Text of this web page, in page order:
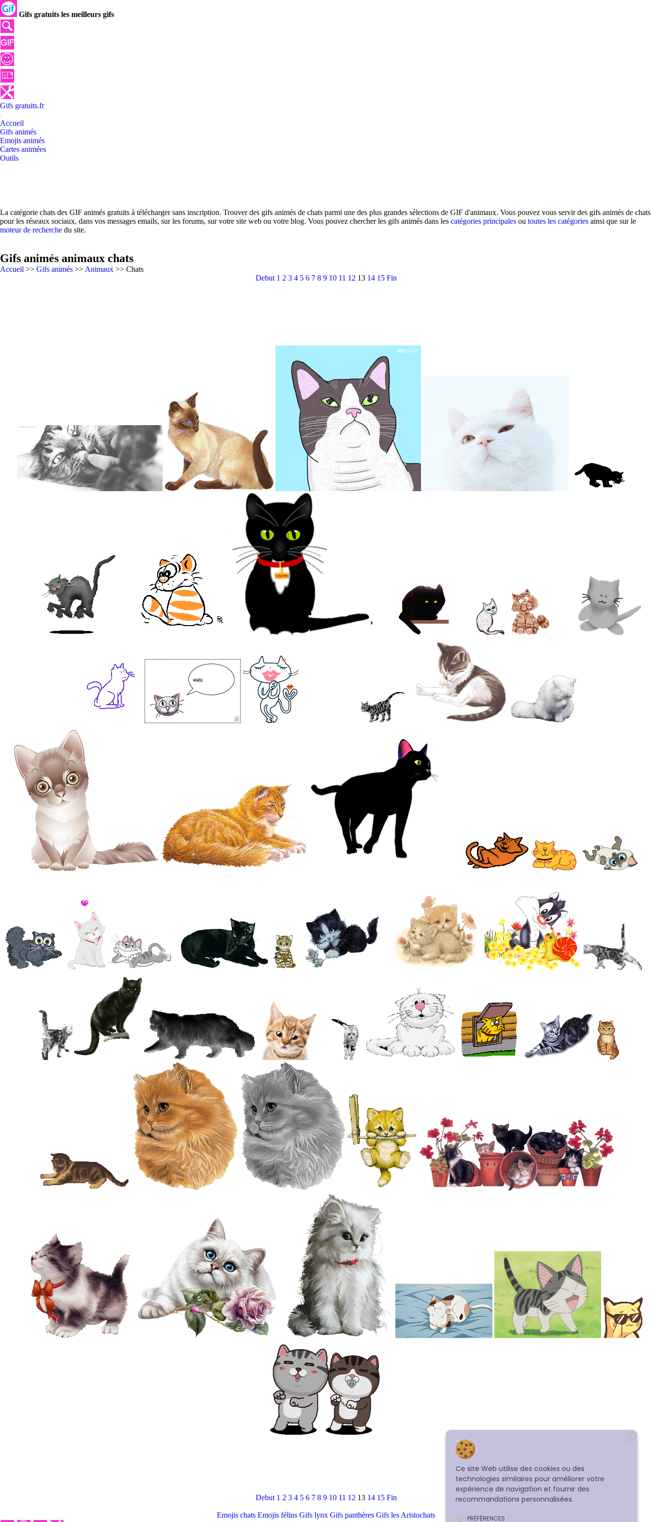
Gifs gratuits les meilleurs gifs
Gifs gratuits.fr
Accueil
Gifs animés
Emojis animés
Cartes animées
Outils
La catégorie chats des GIF animés gratuits à télécharger sans inscription. Trouver des gifs animés de chats parmi une des plus grandes sélections de GIF d'animaux. Vous pouvez vous servir des gifs animés de chats
pour les réseaux sociaux, dans vos messages emails, sur les forums, sur votre site web ou votre blog. Vous pouvez chercher les gifs animés dans les catégories principales ou toutes les catégories ainsi que sur le
moteur de recherche du site.
Gifs animés animaux chats
Accueil >> Gifs animés >> Animaux >> Chats
Debut 1 2 3 4 5 6 7 8 9 10 11 12 13 14 15 Fin
Debut 1 2 3 4 5 6 7 8 9 10 11 12 13 14 15 Fin
Emojis chats Emojis félins Gifs lynx Gifs panthères Gifs les Aristochats
Ce site Web utilise des cookies ou des
technologies similaires pour améliorer votre
expérience de navigation et fournir des
recommandations personnalisées.
PRÉFÉRENCES